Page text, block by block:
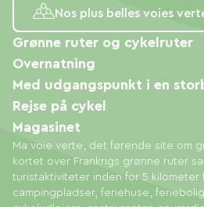
Nos plus belles voies
Ma voie verte, det førende site om
kortet over Frankrigs grønne ruter
turistaktiviteter inden for 5 kilometer
campingpladser, feriehuse,
Grønne ruter og cykelruter
Overnatning
Med udgangspunkt i en
Rejse på cykel
Magasinet